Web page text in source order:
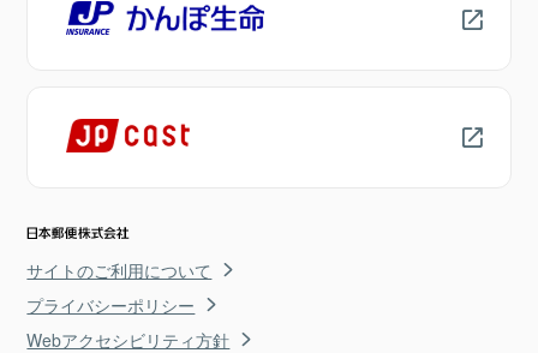
サイトのご利用について
プライバシーポリシー
Webアクセシビリティ方針